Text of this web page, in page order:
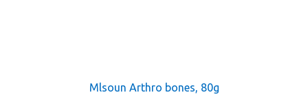
Mlsoun Arthro bones, 80g